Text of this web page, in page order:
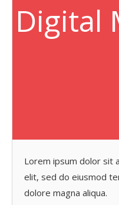
Digital
Lorem ipsum dolor sit
elit, sed do eiusmod
dolore magna aliqua.